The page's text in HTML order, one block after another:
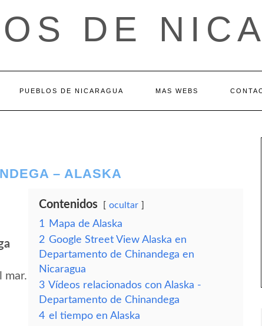
DE
PUEBLOS DE NICARAGUA MAS WEBS
– ALASKA
mar.
Contenidos ocultar
1
Mapa de Alaska
2 Google Street View Alaska en
Departamento de Chinandega en
Nicaragua
3 Vídeos relacionados con Alaska -
Departamento de Chinandega
4 el tiempo en Alaska